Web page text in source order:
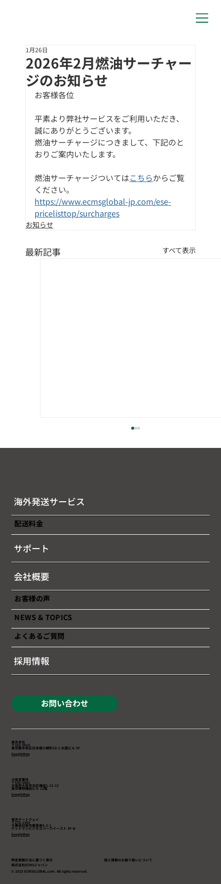
2026年2月燃油サーチャー
ジのお知らせ
1月26日
お客様各位
平素より弊社サービスをご利用いただき、
誠にありがとうございます。
燃油サーチャージにつきまして、下記のと
おりご案内いたします。
燃油サーチャージついてはこちらからご覧
ください。
https://www.ecmsglobal-jp.com/ese-
pricelisttop/surcharges
お知らせ
最新記事 すべて表示
海外発送サービス
配送料金
サポート
会社概要
お客様の声
NEWS & TOPICS
よくあるご質問
採用情報
お問い合わせ
東京本社
〒103-0016
東京都中央区日本橋小網町10-2 丸国ビル 5F
GoogleMap
大阪営業所
〒530-0001
大阪府大阪市北区梅田1-12-12
東京建物梅田ビル 12階
GoogleMap
東京ゲートウェイ
〒270-1369
千葉県印西市鹿黒南5-3-1
​グッドマンビジネスパークイースト 3F-B
GoogleMap
特定商取引法に基づく表示
個人情報のお取り扱いについて
株式会社ECMSジャパン
© 2025 ECMSGLOBAL.com. All rights reserved.